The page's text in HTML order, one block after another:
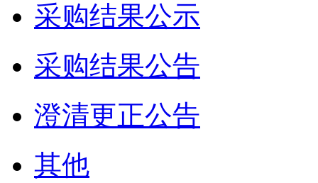
采购结果公示
采购结果公告
澄清更正公告
其他